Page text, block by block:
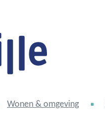
Wonen & omgeving